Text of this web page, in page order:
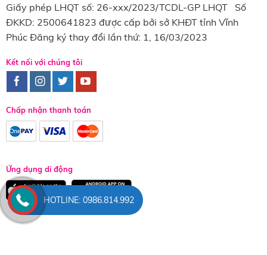
Giấy phép LHQT số: 26-xxx/2023/TCDL-GP LHQT Số
ĐKKD: 2500641823 được cấp bởi sở KHĐT tỉnh Vĩnh
Phúc Đăng ký thay đổi lần thứ: 1, 16/03/2023
Kết nối với chúng tôi
Chấp nhận thanh toán
Ứng dụng di động
HOTLINE: 0986.814.992